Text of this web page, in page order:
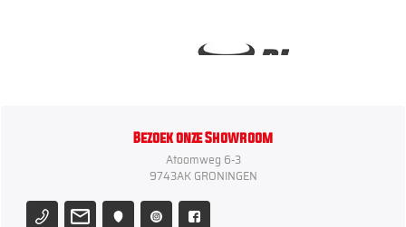
Bezoek onze Showroom
Atoomweg 6-3
9743AK GRONINGEN